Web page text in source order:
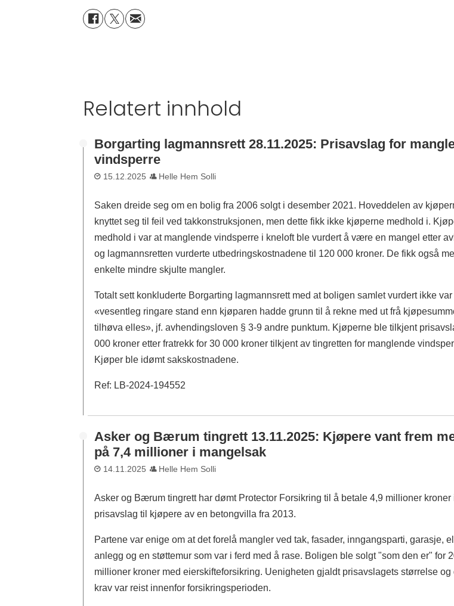
Relatert innhold
Borgarting lagmannsrett 28.11.2025: Prisavslag for
vindsperre
15.12.2025 Helle Hem Solli
Saken dreide seg om en bolig fra 2006 solgt i desember 2021. Hoveddelen av
knyttet seg til feil ved takkonstruksjonen, men dette fikk ikke kjøperne medhold i.
medhold i var at manglende vindsperre i kneloft ble vurdert å være en mangel etter
og lagmannsretten vurderte utbedringskostnadene til 120 000 kroner. De fikk også
enkelte mindre skjulte mangler.
Totalt sett konkluderte Borgarting lagmannsrett med at boligen samlet vurdert ikke var
«vesentleg ringare stand enn kjøparen hadde grunn til å rekne med ut frå
tilhøva elles», jf. avhendingsloven § 3-9 andre punktum. Kjøperne ble tilkjent
000 kroner etter fratrekk for 30 000 kroner tilkjent av tingretten for manglende
Kjøper ble idømt sakskostnadene.
Ref: LB-2024-194552
Asker og Bærum tingrett 13.11.2025: Kjøpere vant frem
på 7,4 millioner i mangelsak
14.11.2025 Helle Hem Solli
Asker og Bærum tingrett har dømt Protector Forsikring til å betale 4,9 millioner kroner
prisavslag til kjøpere av en betongvilla fra 2013.
Partene var enige om at det forelå mangler ved tak, fasader, inngangsparti, garasje,
anlegg og en støttemur som var i ferd med å rase. Boligen ble solgt "som den er" for
millioner kroner med eierskifteforsikring. Uenigheten gjaldt prisavslagets størrelse og
krav var reist innenfor forsikringsperioden.